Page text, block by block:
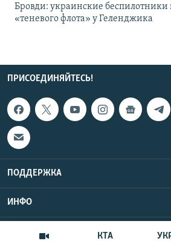
КТА
Бровди: украинские беспилотники
«теневого флота» у Геленджика
ПРИСОЕДИНЯЙТЕСЬ!
ПОДДЕРЖКА
ИНФО
Copyright Крым.Реалии,
UTC+3